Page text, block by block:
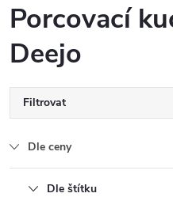
Porcovací
Deejo
Filtrovat
Dle ceny
Dle štítku